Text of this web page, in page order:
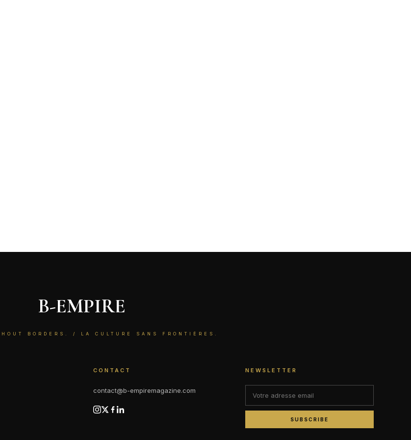
B-EMPIRE
BORDERS. / LA CULTURE SANS FRONTIÈRES.
CONTACT
contact@b-empiremagazine.com
NEWSLETTER
SUBSCRIBE